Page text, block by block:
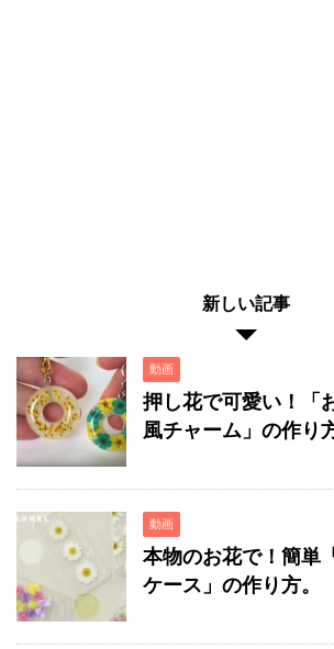
新しい記事
動画
押し花で可愛い！「
風チャーム」の作り
動画
本物のお花で！簡単
ケース」の作り方。